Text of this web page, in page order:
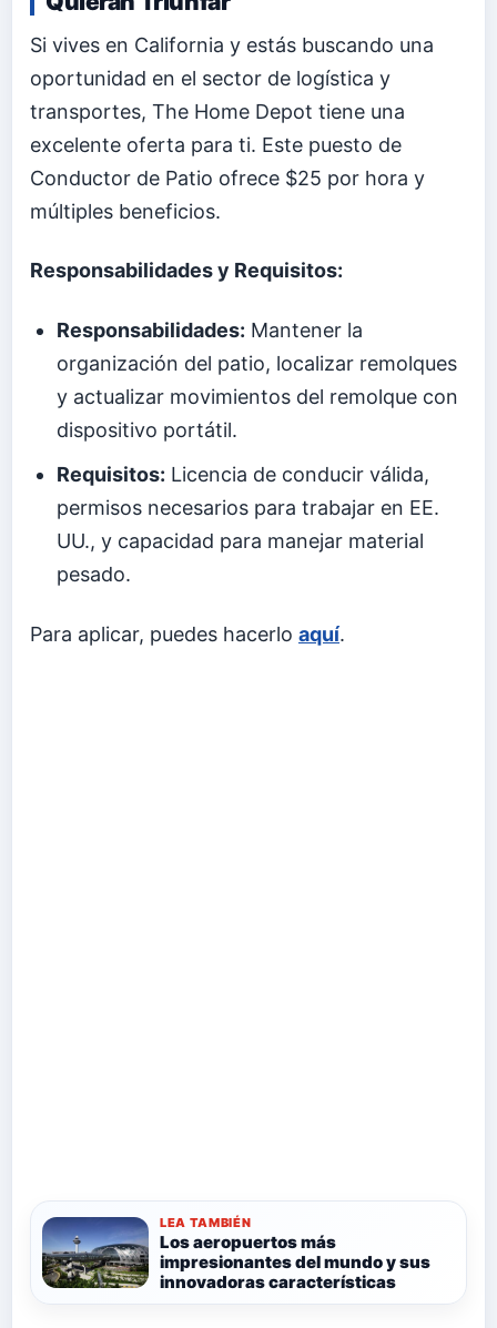
Si vives en California y estás buscando una
oportunidad en el sector de logística y
transportes, The Home Depot tiene una
excelente oferta para ti. Este puesto de
Conductor de Patio ofrece $25 por hora y
múltiples beneficios.
Responsabilidades y Requisitos:
Responsabilidades: Mantener la
organización del patio, localizar remolques
y actualizar movimientos del remolque con
dispositivo portátil.
Requisitos: Licencia de conducir válida,
permisos necesarios para trabajar en EE.
UU., y capacidad para manejar material
pesado.
Para aplicar, puedes hacerlo aquí.
LEA TAMBIÉN
Los aeropuertos más
impresionantes del mundo y sus
innovadoras características